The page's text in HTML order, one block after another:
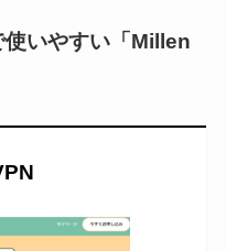
いやすい「Millen